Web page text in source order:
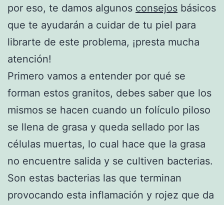
por eso, te damos algunos consejos básicos
que te ayudarán a cuidar de tu piel para
librarte de este problema, ¡presta mucha
atención!
Primero vamos a entender por qué se
forman estos granitos, debes saber que los
mismos se hacen cuando un folículo piloso
se llena de grasa y queda sellado por las
células muertas, lo cual hace que la grasa
no encuentre salida y se cultiven bacterias.
Son estas bacterias las que terminan
provocando esta inflamación y rojez que da